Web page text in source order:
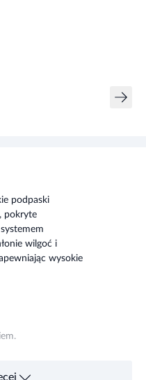
podpaski
pokryte
wilgoć i
wysokie